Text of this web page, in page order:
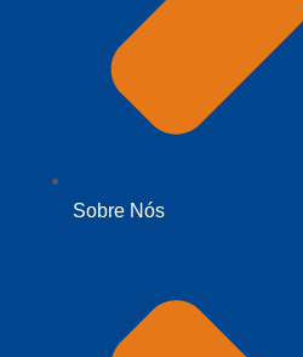
Sobre Nós